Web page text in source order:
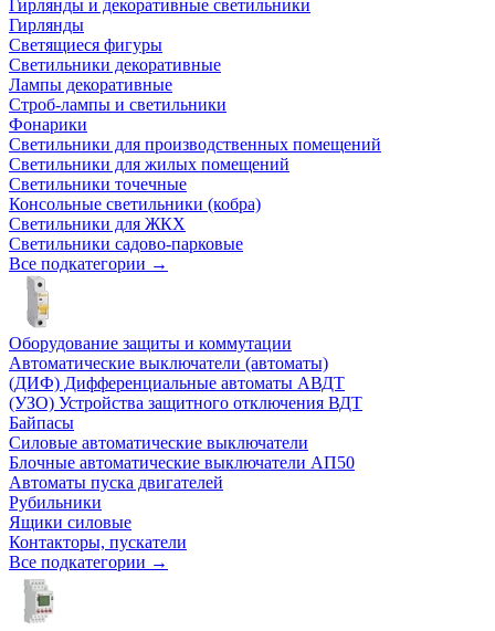
Гирлянды и декоративные светильники
Гирлянды
Светящиеся фигуры
Светильники декоративные
Лампы декоративные
Строб-лампы и светильники
Фонарики
Светильники для производственных помещений
Светильники для жилых помещений
Светильники точечные
Консольные светильники (кобра)
Светильники для ЖКХ
Светильники садово-парковые
Все подкатегории →
Оборудование защиты и коммутации
Автоматические выключатели (автоматы)
(ДИФ) Дифференциальные автоматы АВДТ
(УЗО) Устройства защитного отключения ВДТ
Байпасы
Силовые автоматические выключатели
Блочные автоматические выключатели АП50
Автоматы пуска двигателей
Рубильники
Ящики силовые
Контакторы, пускатели
Все подкатегории →